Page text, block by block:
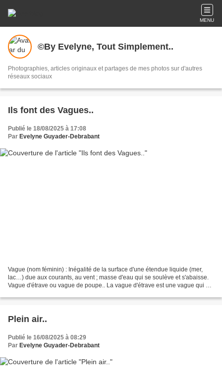
MENU
©By Evelyne, Tout Simplement..
Photographies, articles originaux et partages de mes photos sur d'autres
réseaux sociaux
Ils font des Vagues..
Publié le 18/08/2025 à 17:08
Par Evelyne Guyader-Debrabant
Vague (nom féminin) : Inégalité de la surface d'une étendue liquide (mer,
lac…) due aux courants, au vent ; masse d'eau qui se soulève et s'abaisse.
Vague d'étrave ou vague de poupe.. La vague d'étrave est une vague qui se
Plein air..
Publié le 16/08/2025 à 08:29
Par Evelyne Guyader-Debrabant